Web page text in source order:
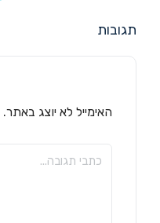
תגובות
האימייל לא יוצג באתר.